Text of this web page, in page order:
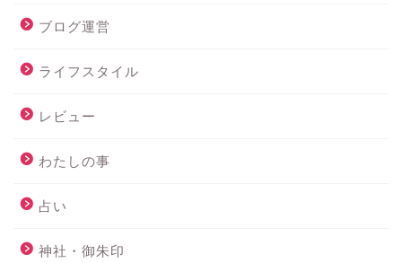
ブログ運営
ライフスタイル
レビュー
わたしの事
占い
神社・御朱印